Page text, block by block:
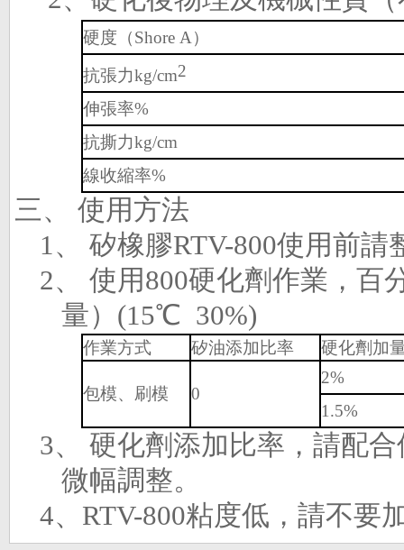
硬度（Shore A ）
抗張力kg/cm2
伸張率%
抗撕力kg/cm
線收縮率%
三、 使用方法
1、 矽橡膠RTV-800使用前請
2、 使用800硬化劑作業，百
量） (15℃ 30%)
作業方式 矽油添加比率 硬化劑加
包模、刷模 0
2%
1.5%
3、 硬化劑添加比率，請配
微幅調整。
4、 RTV-800粘度低，請不要